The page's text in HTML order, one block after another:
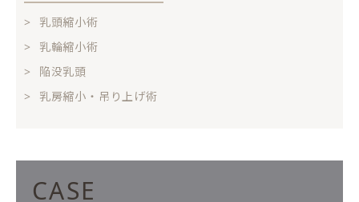
乳頭縮小術
乳輪縮小術
陥没乳頭
乳房縮小・吊り上げ術
CASE